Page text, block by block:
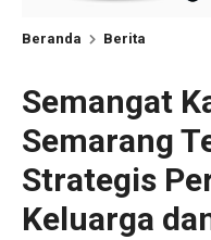
Beranda Berita
Semangat
Semarang
Strategis
Keluarga